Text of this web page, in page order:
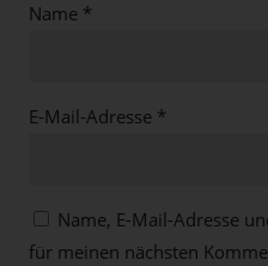
Name *
E-Mail-Adresse *
Name, E-Mail-Adresse
für meinen nächsten